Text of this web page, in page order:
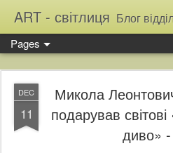
ART - світлиця Блог відділу літератури з
Pages
DEC
11
Микола
подарував
диво»